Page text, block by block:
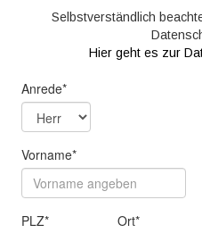
Selbstverständlich
Hier geht es zur